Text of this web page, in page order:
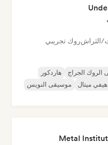
الثراشروك تجريبي
الروك الجراج
هاردكور
ميتال
موسيقى النويس
Metal